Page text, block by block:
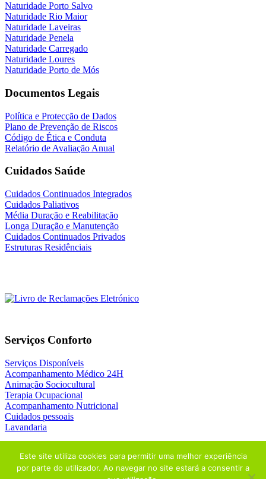
Naturidade Porto Salvo
Naturidade Rio Maior
Naturidade Laveiras
Naturidade Penela
Naturidade Carregado
Naturidade Loures
Naturidade Porto de Mós
Documentos Legais
Política e Protecção de Dados
Plano de Prevenção de Riscos
Código de Ética e Conduta
Relatório de Avaliação Anual
Cuidados Saúde
Cuidados Continuados Integrados
Cuidados Paliativos
Média Duração e Reabilitação
Longa Duração e Manutenção
Cuidados Continuados Privados
Estruturas Residênciais
Serviços Conforto
Serviços Disponíveis
Acompanhamento Médico 24H
Animação Sociocultural
Terapia Ocupacional
Acompanhamento Nutricional
Cuidados pessoais
Lavandaria
Este site utiliza cookies para permitir uma melhor experiência
por parte do utilizador. Ao navegar no site estará a consentir a